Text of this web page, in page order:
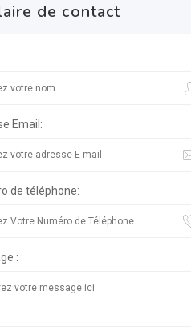
de contact
Email:
de téléphone:
: